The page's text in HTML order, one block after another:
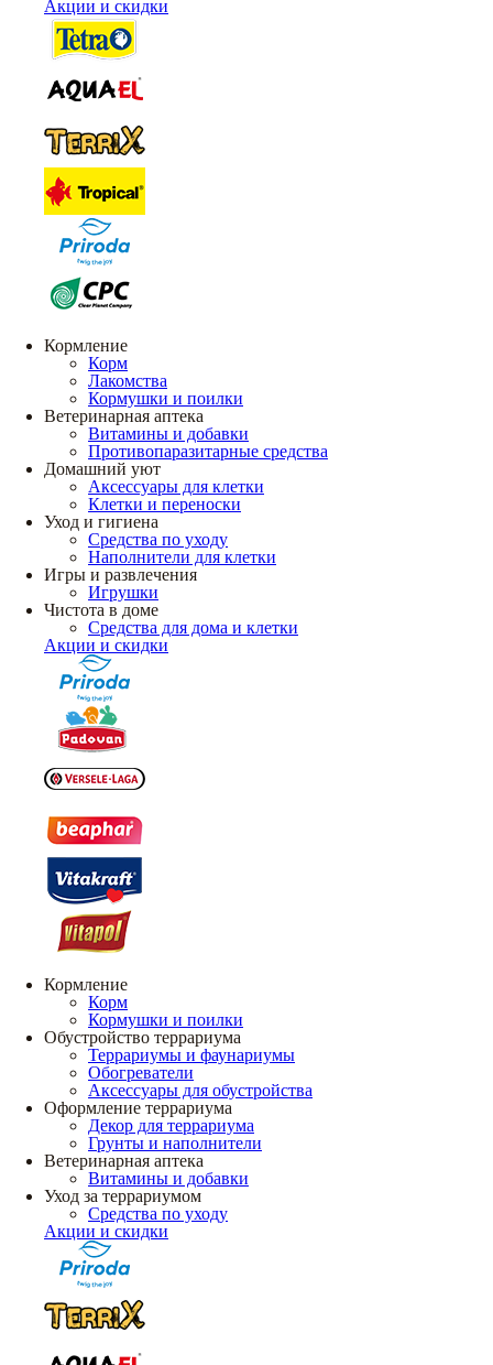
Акции и скидки
Кормление
Корм
Лакомства
Кормушки и поилки
Ветеринарная аптека
Витамины и добавки
Противопаразитарные средства
Домашний уют
Аксессуары для клетки
Клетки и переноски
Уход и гигиена
Средства по уходу
Наполнители для клетки
Игры и развлечения
Игрушки
Чистота в доме
Средства для дома и клетки
Акции и скидки
Кормление
Корм
Кормушки и поилки
Обустройство террариума
Террариумы и фаунариумы
Обогреватели
Аксессуары для обустройства
Оформление террариума
Декор для террариума
Грунты и наполнители
Ветеринарная аптека
Витамины и добавки
Уход за террариумом
Средства по уходу
Акции и скидки